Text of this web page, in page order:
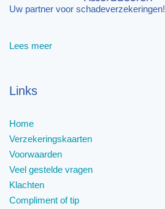
Uw partner voor schadeverzekeringen!
Lees meer
Links
Home
Verzekeringskaarten
Voorwaarden
Veel gestelde vragen
Klachten
Compliment of tip